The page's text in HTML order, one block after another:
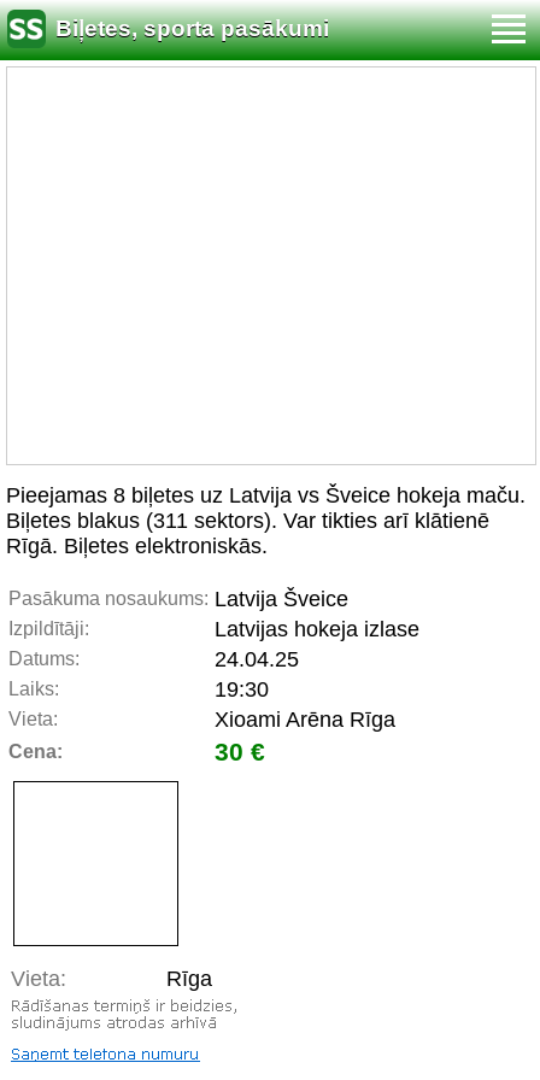
Biļetes, sporta pasākumi
Pieejamas 8 biļetes uz Latvija vs Šveice hokeja maču.
Biļetes blakus (311 sektors). Var tikties arī klātienē
Rīgā. Biļetes elektroniskās.
Pasākuma nosaukums: Latvija Šveice
Izpildītāji: Latvijas hokeja izlase
Datums: 24.04.25
Laiks: 19:30
Vieta: Xioami Arēna Rīga
Cena: 30 €
Vieta: Rīga